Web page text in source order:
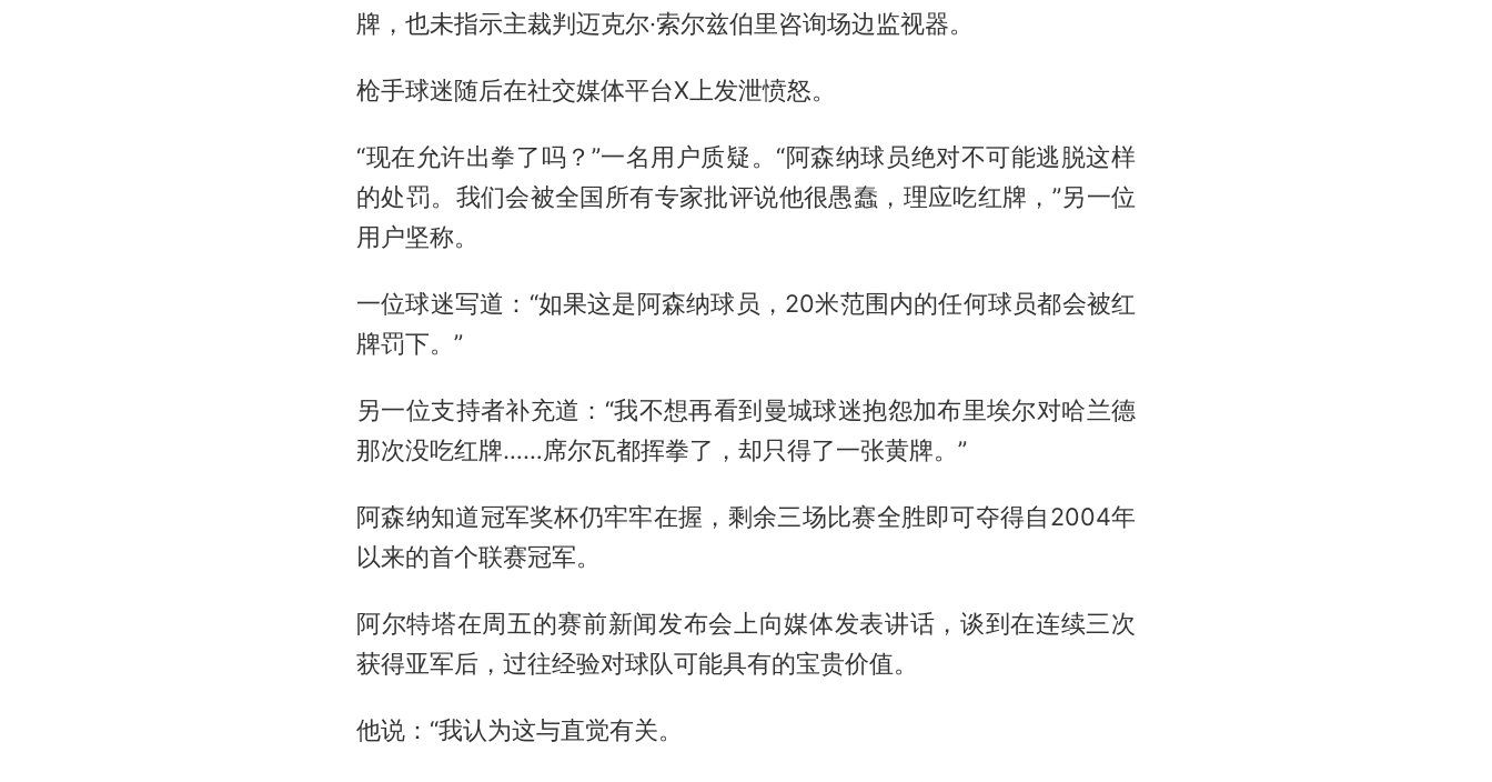
牌，也未指示主裁判迈克尔·索尔兹伯里咨询场边监视器。
枪手球迷随后在社交媒体平台X上发泄愤怒。
“现在允许出拳了吗？”一名用户质疑。“阿森纳球员绝对不可能逃脱这样
的处罚。我们会被全国所有专家批评说他很愚蠢，理应吃红牌，”另一位
用户坚称。
一位球迷写道：“如果这是阿森纳球员，20米范围内的任何球员都会被红
牌罚下。”
另一位支持者补充道：“我不想再看到曼城球迷抱怨加布里埃尔对哈兰德
那次没吃红牌……席尔瓦都挥拳了，却只得了一张黄牌。”
阿森纳知道冠军奖杯仍牢牢在握，剩余三场比赛全胜即可夺得自2004年
以来的首个联赛冠军。
阿尔特塔在周五的赛前新闻发布会上向媒体发表讲话，谈到在连续三次
获得亚军后，过往经验对球队可能具有的宝贵价值。
他说：“我认为这与直觉有关。